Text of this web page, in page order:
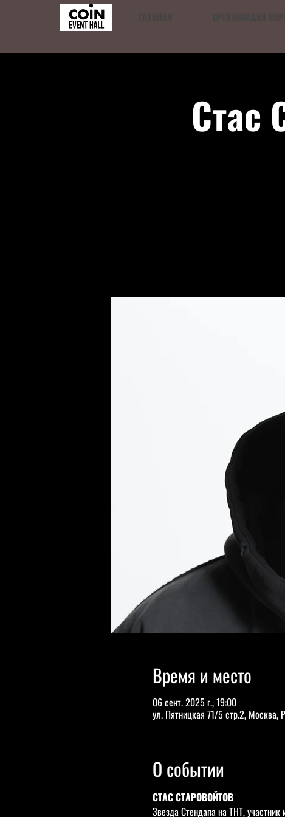
Стас
Время и место
06 сент. 2025 г., 19:00
ул. Пятницкая 71/5 стр.2, Москва,
О событии
СТАС СТАРОВОЙТОВ
Звезда Стендапа на ТНТ,